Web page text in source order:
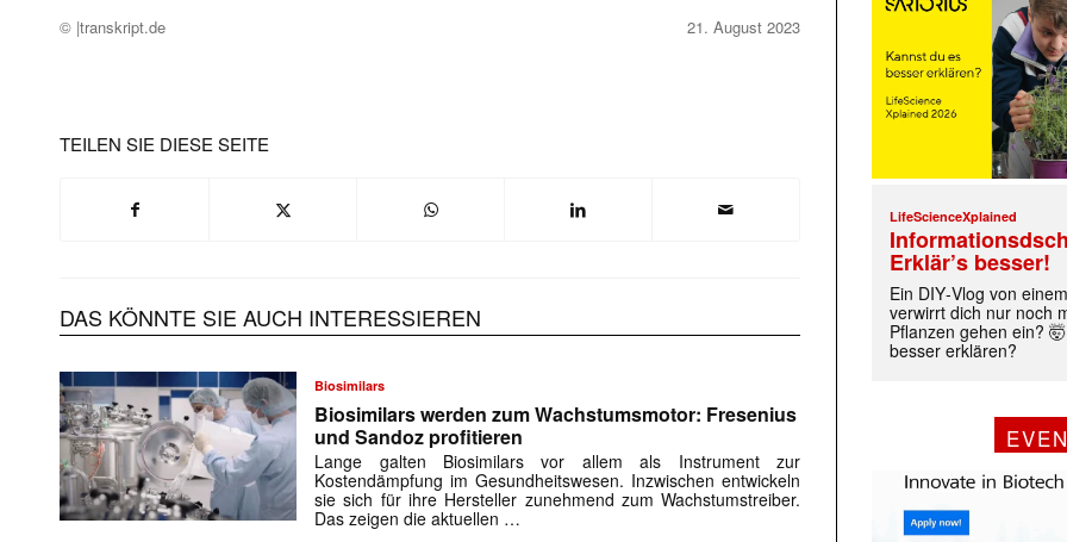
© |transkript.de 21. August 2023
TEILEN SIE DIESE SEITE
DAS KÖNNTE SIE AUCH INTERESSIEREN
Biosimilars
Biosimilars werden zum Wachstumsmotor: Fresenius
und Sandoz profitieren
Lange galten Biosimilars vor allem als Instrument zur
Kostendämpfung im Gesundheitswesen. Inzwischen entwickeln
sie sich für ihre Hersteller zunehmend zum Wachstumstreiber.
Das zeigen die aktuellen …
LifeScienceXplained
Erklär’s besser!
Ein DIY‑Vlog von
verwirrt dich nur noch
Pflanzen gehen ein?
besser erklären?